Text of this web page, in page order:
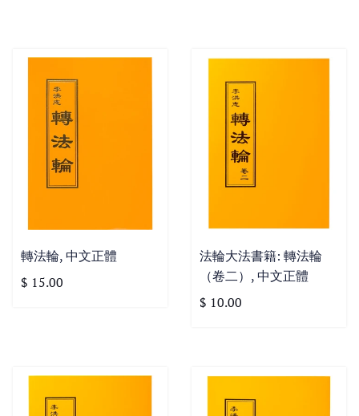
轉法輪, 中文正體
$ 15.00
法輪大法書籍: 轉法輪
（卷二）, 中文正體
$ 10.00